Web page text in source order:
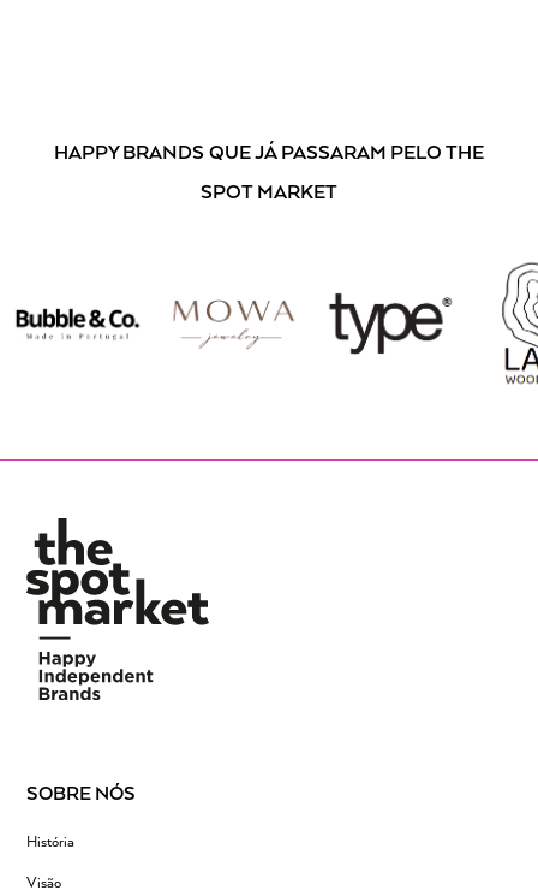
HAPPY BRANDS QUE JÁ PASSARAM PELO THE
SPOT MARKET
SOBRE NÓS
História
Visão